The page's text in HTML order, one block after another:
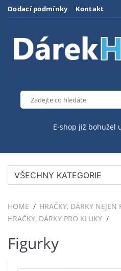
Dodací podmínky Kontakt
E-shop již bohužel
VŠECHNY KATEGORIE
HOME
HRAČKY, DÁRKY NEJEN
HRAČKY, DÁRKY PRO KLUKY
Figurky